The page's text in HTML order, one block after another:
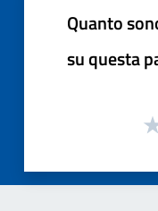
Quanto
su questa